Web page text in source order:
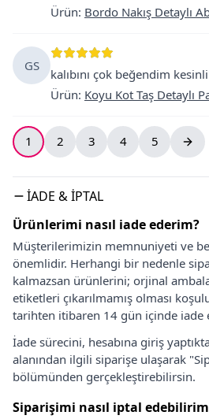
Ürün: Bordo Nakış Detaylı
GS
kalıbını çok beğendim
Ürün: Koyu Kot Taş Detaylı
1 2 3 4 5
İADE & İPTAL
Ürünlerimi nasıl iade ederim?
Müşterilerimizin memnuniyeti ve
önemlidir. Herhangi bir nedenle
kalmazsan ürünlerini; orjinal
etiketleri çıkarılmamış olması
tarihten itibaren 14 gün içinde iade
İade sürecini, hesabına giriş
alanından ilgili siparişe ulaşarak
bölümünden gerçekleştirebilirsin.
Siparişimi nasıl iptal